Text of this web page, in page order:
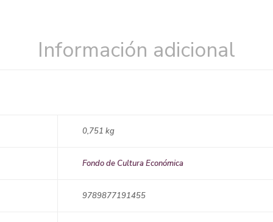
Información adicional
0,751 kg
Fondo de Cultura Económica
9789877191455